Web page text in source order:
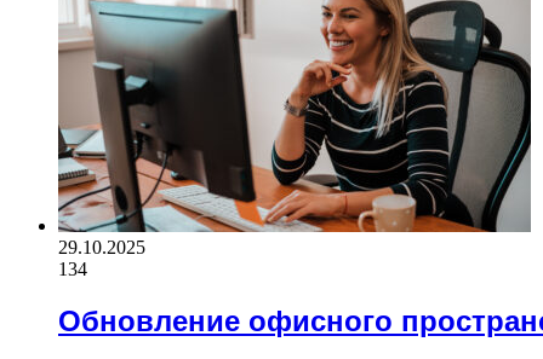
29.10.2025
134
Обновление офисного